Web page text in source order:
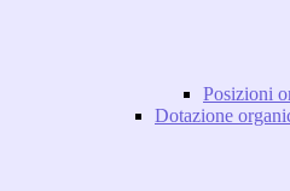
Posizioni
Dotazione